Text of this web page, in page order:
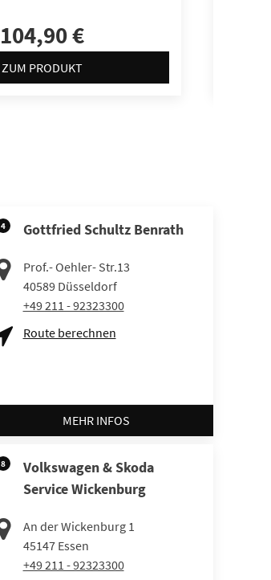
104,90 €
ZUM PRODUKT
4 Gottfried Schultz Benrath
Prof.- Oehler- Str.13
40589 Düsseldorf
+49 211 - 92323300
Route berechnen
MEHR INFOS
8
Volkswagen & Skoda
Service Wickenburg
An der Wickenburg 1
45147 Essen
+49 211 - 92323300